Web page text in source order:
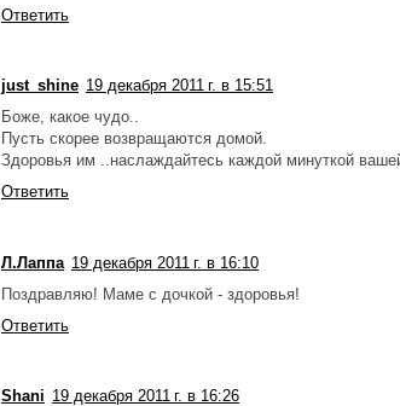
Ответить
just_shine 19 декабря 2011 г. в 15:51
Боже, какое чудо..
Пусть скорее возвращаются домой.
Здоровья им ..наслаждайтесь каждой минуткой
Ответить
Л.Лаппа 19 декабря 2011 г. в 16:10
Поздравляю! Маме с дочкой - здоровья!
Ответить
Shani 19 декабря 2011 г. в 16:26